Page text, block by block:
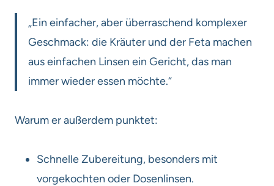
„Ein einfacher, aber überraschend komplexer
Geschmack: die Kräuter und der Feta machen
aus einfachen Linsen ein Gericht, das man
immer wieder essen möchte.“
Warum er außerdem punktet:
Schnelle Zubereitung, besonders mit
vorgekochten oder Dosenlinsen.